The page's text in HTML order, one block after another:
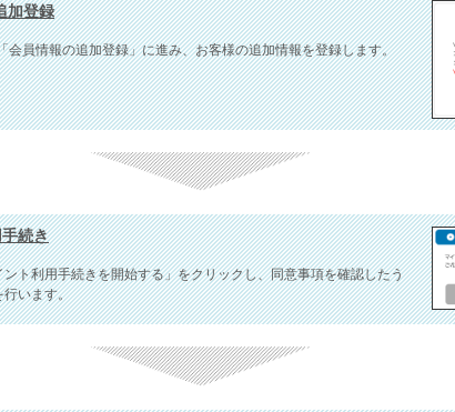
加登録
会員情報の追加登録」に進み、お客様の追加情報を登録します。
続き
ト利用手続きを開始する」をクリックし、同意事項を確認したう
行います。